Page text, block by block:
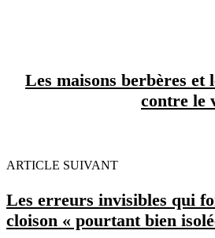
Les maisons berbères et
contre le
ARTICLE SUIVANT
Les erreurs invisibles qui
cloison « pourtant bien